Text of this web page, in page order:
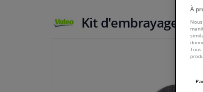
Kit d'embrayage
À